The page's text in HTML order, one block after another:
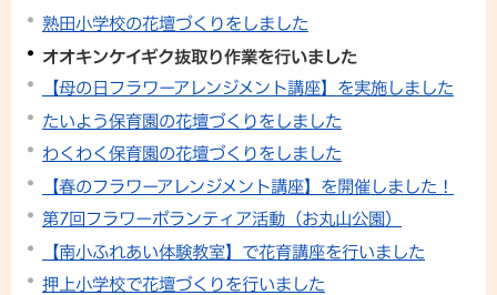
熟田小学校の花壇づくりをしました
オオキンケイギク抜取り作業を行いました
【母の日フラワーアレンジメント講座】を実施しました
たいよう保育園の花壇づくりをしました
わくわく保育園の花壇づくりをしました
【春のフラワーアレンジメント講座】を開催しました！
第7回フラワーボランティア活動（お丸山公園）
【南小ふれあい体験教室】で花育講座を行いました
押上小学校で花壇づくりを行いました